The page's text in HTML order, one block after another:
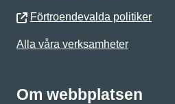
Förtroendevalda politiker
Alla våra verksamheter
Om webbplatsen